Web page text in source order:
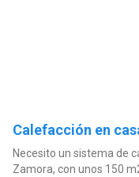
Calefacción en
Necesito un sistema de
Zamora, con unos 150